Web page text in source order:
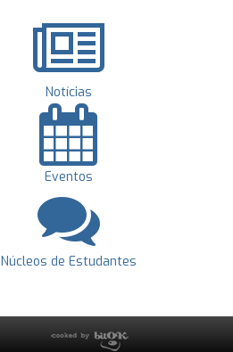
Notícias
Eventos
Núcleos de Estudantes